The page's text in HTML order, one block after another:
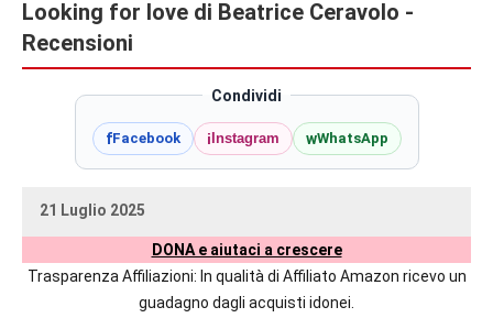
Libri
solo.
Recensioni,
delle
autrici
Looking for love di Beatrice Ceravolo -
Recensioni
Condividi
fFacebook i Instagram wWhatsApp
21 Luglio 2025
uctil_user
Nessun
DONA e aiutaci a crescere
Trasparenza Affiliazioni: In qualità di Affiliato Amazon ricevo un
guadagno dagli acquisti idonei.